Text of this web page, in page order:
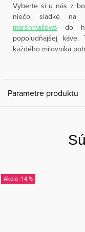
Vyberte si u nás z
niečo sladké na
marshmallows do
popoludňajšej
každého milovníka
Parametre produktu
-14 %